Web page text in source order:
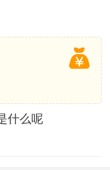

什么呢